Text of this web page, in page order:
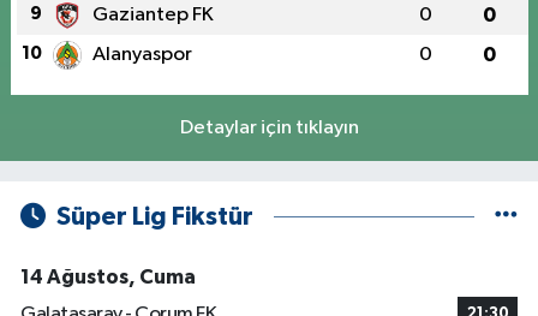
9 Gaziantep FK 0 0
10 Alanyaspor 0 0
Detaylar için tıklayın
Süper Lig Fikstür
14 Ağustos, Cuma